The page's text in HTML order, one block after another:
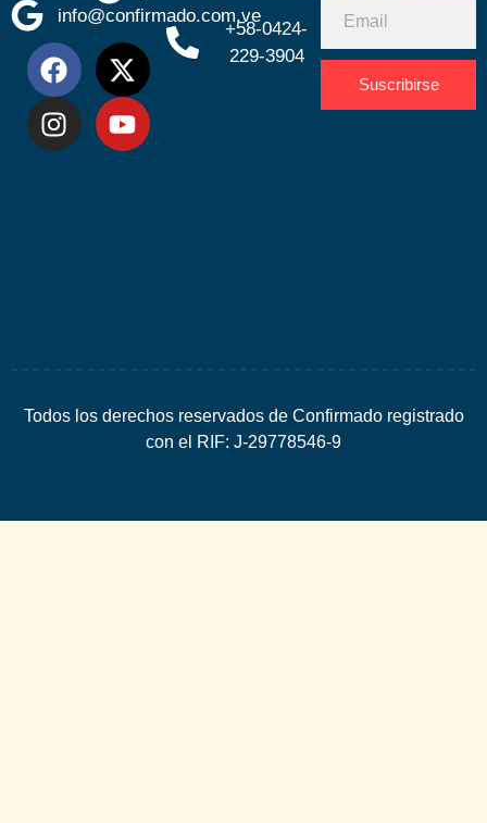
info@confirmado.com.ve
+58-0424-
229-3904
Suscribirse
Todos los derechos reservados de Confirmado registrado
con el RIF: J-29778546-9